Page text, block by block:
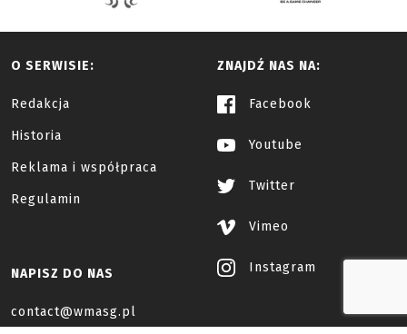
O SERWISIE:
Redakcja
Historia
Reklama i współpraca
Regulamin
ZNAJDŹ NAS NA:
Facebook
Youtube
Twitter
Vimeo
Instagram
NAPISZ DO NAS
contact@wmasg.pl